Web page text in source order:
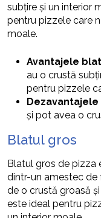
subțire și un interior
pentru pizzele care
moale.
Avantajele
au o crustă
pentru pizzele
și pot avea o
Blatul gros
Blatul gros de pizza
dintr-un amestec de
de o crustă groasă
este ideal pentru